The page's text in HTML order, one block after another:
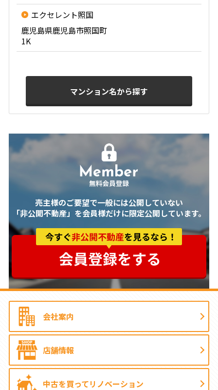
エクセレント照国
鹿児島県鹿児島市照国町
1K
マンション名から探す
売主様のご要望で一般には公開していない
「非公開不動産」を会員様だけに限定公開しています。
会社案内
店舗情報
中古を買ってリノベーション